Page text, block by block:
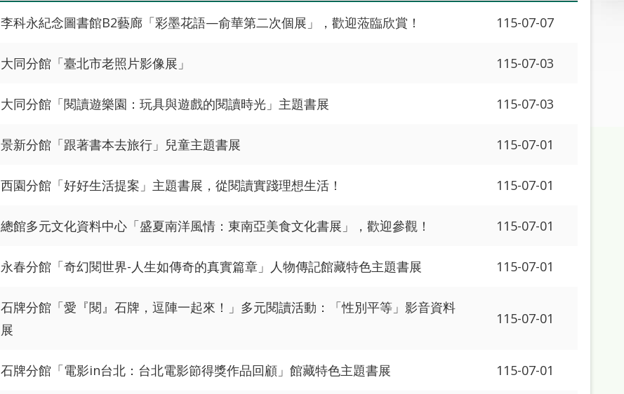
李科永紀念圖書館B2藝廊「彩墨花語—俞華第二次個展」，歡迎蒞臨欣賞！ 115-07-07
大同分館「臺北市老照片影像展」 115-07-03
大同分館「閱讀遊樂園：玩具與遊戲的閱讀時光」主題書展 115-07-03
景新分館「跟著書本去旅行」兒童主題書展 115-07-01
西園分館「好好生活提案」主題書展，從閱讀實踐理想生活！ 115-07-01
總館多元文化資料中心「盛夏南洋風情：東南亞美食文化書展」，歡迎參觀！ 115-07-01
永春分館「奇幻閱世界-人生如傳奇的真實篇章」人物傳記館藏特色主題書展 115-07-01
石牌分館「愛『閱』石牌，逗陣一起來！」多元閱讀活動：「性別平等」影音資料
展
115-07-01
石牌分館「電影in台北：台北電影節得獎作品回顧」館藏特色主題書展 115-07-01